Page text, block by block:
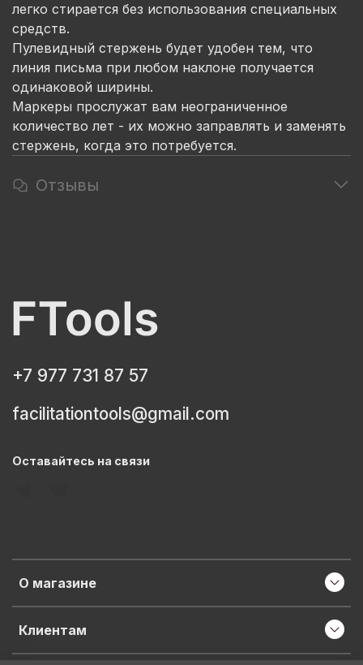
легко стирается без использования специальных
средств.
Пулевидный стержень будет удобен тем, что
линия письма при любом наклоне получается
одинаковой ширины.
Маркеры прослужат вам неограниченное
количество лет - их можно заправлять и заменять
стержень, когда это потребуется.
Отзывы
О магазине
Клиентам
+7 977 731 87 57
facilitationtools@gmail.com
Оставайтесь на связи